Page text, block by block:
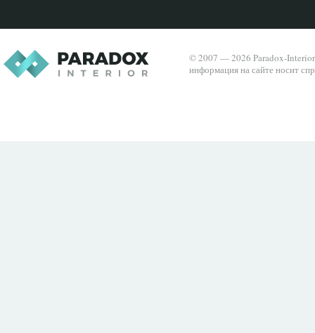
© 2007 — 2026 Paradox-
информация на сайте носит